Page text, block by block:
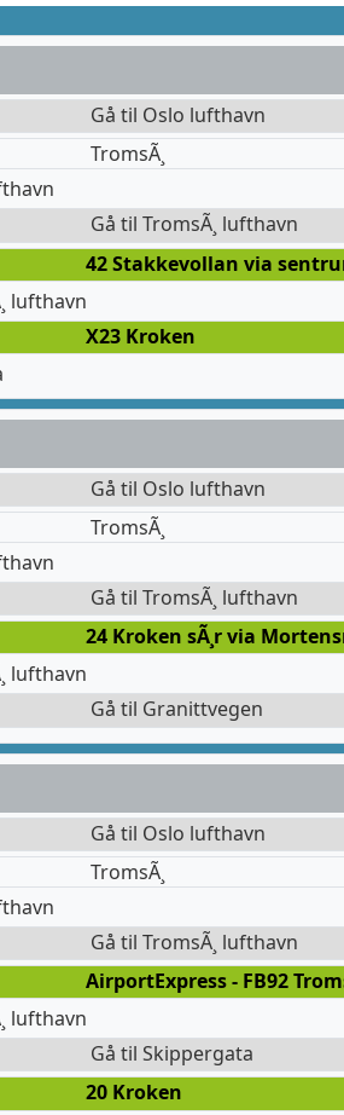
Gå til Oslo lufthavn
TromsÃ¸
Gå til TromsÃ¸ lufthavn
42 Stakkevollan via
lufthavn
X23 Kroken
Gå til Oslo lufthavn
TromsÃ¸
Gå til TromsÃ¸ lufthavn
24 Kroken sÃ¸r via
lufthavn
Gå til Granittvegen
Gå til Oslo lufthavn
TromsÃ¸
Gå til TromsÃ¸ lufthavn
AirportExpress - FB92
lufthavn
Gå til Skippergata
20 Kroken